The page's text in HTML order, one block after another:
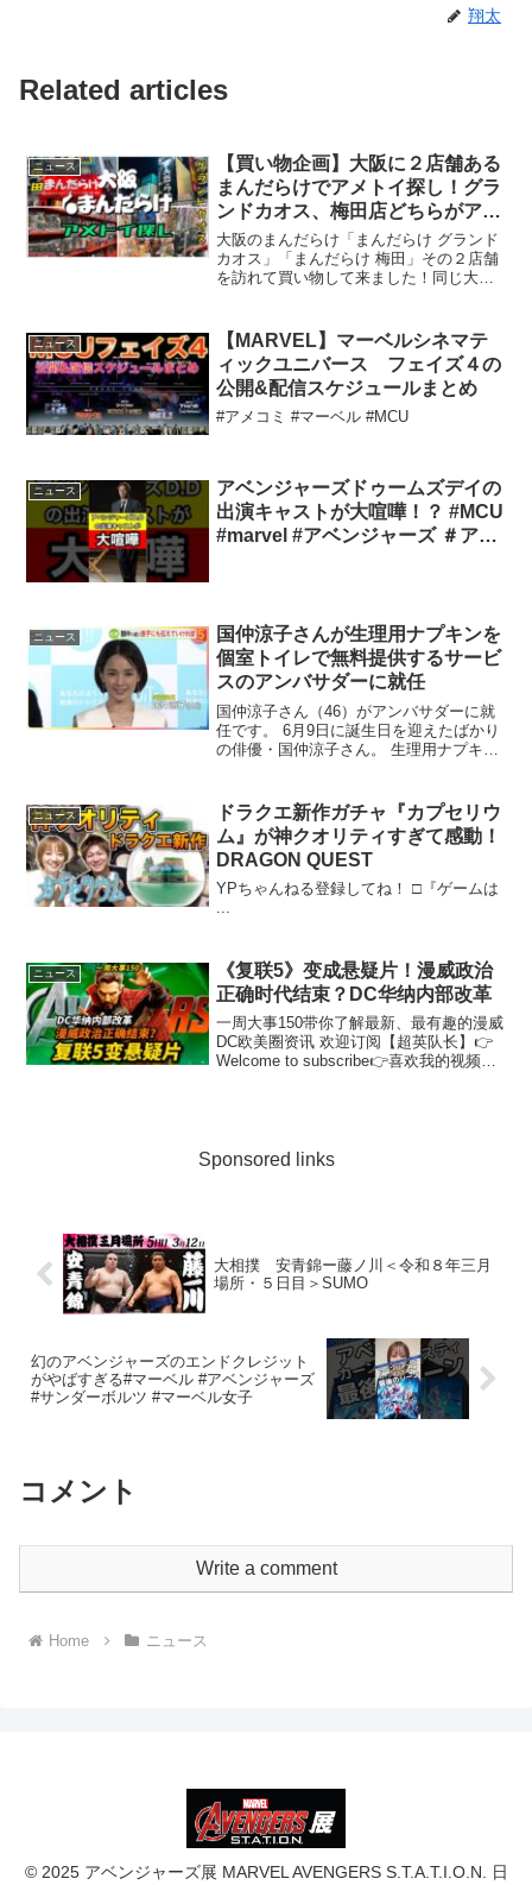
翔太
Related articles
ニュース
【買い物企画】大阪に２店舗ある
まんだらけでアメトイ探し！グラ
ンドカオス、梅田店どちらがアメ
トイに強い！？【トイハント、ブ
ラショ】
大阪のまんだらけ「まんだらけ グランド
カオス」「まんだらけ 梅田」その２店舗
を訪れて買い物して来ました！同じ大阪
で、これから訪れる際の参考になればと
思います。X (Tw...
ニュース
【MARVEL】マーベルシネマテ
ィックユニバース フェイズ４の
公開&配信スケジュールまとめ
#アメコミ #マーベル #MCU
ニュース
アベンジャーズドゥームズデイの
出演キャストが大喧嘩！？ #MCU
#marvel #アベンジャーズ ＃アメ
ニュース
国仲涼子さんが生理用ナプキンを
個室トイレで無料提供するサービ
スのアンバサダーに就任
国仲涼子さん（46）がアンバサダーに就
任です。 6月9日に誕生日を迎えたばかり
の俳優・国仲涼子さん。 生理用ナプキン
ニュース
ドラクエ新作ガチャ『カプセリウ
ム』が神クオリティすぎて感動！
DRAGON QUEST
YPちゃんねる登録してね！ □『ゲームは
...
ニュース
《复联5》变成悬疑片！漫威政治
正确时代结束？DC华纳内部改革
一周大事150带你了解最新、最有趣的漫威
DC欧美圈资讯 欢迎订阅【超英队长】👉
Welcome to subscribe👉喜欢我的视频，
Sponsored links
大相撲 安青錦ー藤ノ川＜令和８年三月
場所・５日目＞SUMO
幻のアベンジャーズのエンドクレジット
がやばすぎる#マーベル #アベンジャーズ
#サンダーボルツ #マーベル女子
コメント
Write a comment
Home ニュース
© 2025 アベンジャーズ展 MARVEL AVENGERS S.T.A.T.I.O.N. 日